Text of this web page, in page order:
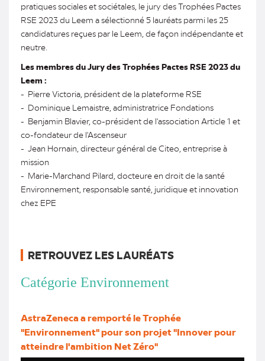
pratiques sociales et sociétales, le jury des Trophées Pactes
RSE 2023 du Leem a sélectionné 5 lauréats parmi les 25
candidatures reçues par le Leem, de façon indépendante et
neutre.
Les membres du Jury des Trophées Pactes RSE 2023 du
Leem :
- Pierre Victoria, président de la plateforme RSE
- Dominique Lemaistre, administratrice Fondations
- Benjamin Blavier, co-président de l'association Article 1 et
co-fondateur de l'Ascenseur
- Jean Hornain, directeur général de Citeo, entreprise à
mission
- Marie-Marchand Pilard, docteure en droit de la santé
Environnement, responsable santé, juridique et innovation
chez EPE
RETROUVEZ LES LAURÉATS
Catégorie Environnement
AstraZeneca a remporté le Trophée
"Environnement" pour son projet "Innover pour
atteindre l'ambition Net Zéro"